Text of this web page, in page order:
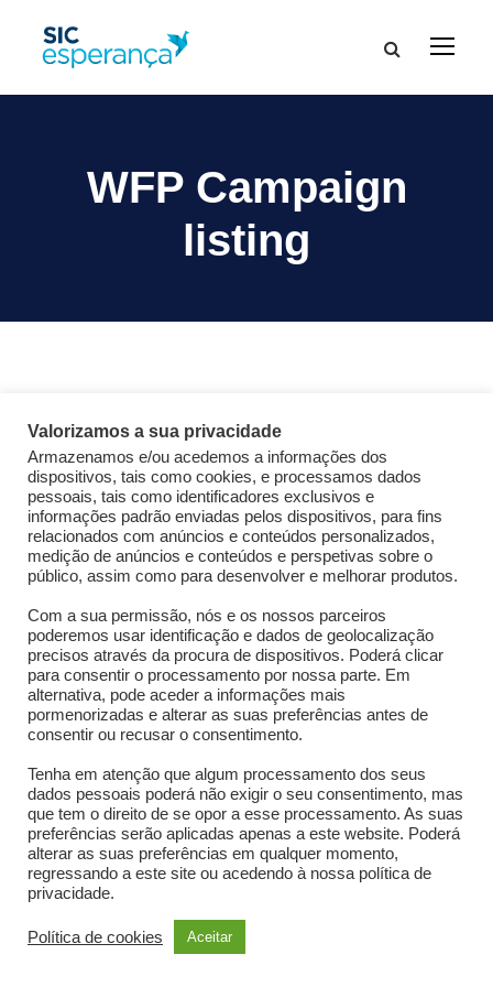
WFP Campaign
listing
orderby=”post_date” order=”DESC” categories=””
goal=”Yes” user=”Yes” category=”Yes” title=”Yes”
excerpt=”Yes” featured=”Yes”]
Política de privacidade | Política de cookies
Copyright 2024 SIC Esperança, All Right Reserved
Valorizamos a sua privacidade
Armazenamos e/ou acedemos a informações dos
dispositivos, tais como cookies, e processamos dados
pessoais, tais como identificadores exclusivos e
informações padrão enviadas pelos dispositivos, para fins
relacionados com anúncios e conteúdos personalizados,
medição de anúncios e conteúdos e perspetivas sobre o
público, assim como para desenvolver e melhorar produtos.
Com a sua permissão, nós e os nossos parceiros
poderemos usar identificação e dados de geolocalização
precisos através da procura de dispositivos. Poderá clicar
para consentir o processamento por nossa parte. Em
alternativa, pode aceder a informações mais
pormenorizadas e alterar as suas preferências antes de
consentir ou recusar o consentimento.
Tenha em atenção que algum processamento dos seus
dados pessoais poderá não exigir o seu consentimento, mas
que tem o direito de se opor a esse processamento. As suas
preferências serão aplicadas apenas a este website. Poderá
alterar as suas preferências em qualquer momento,
regressando a este site ou acedendo à nossa política de
privacidade.
Política de cookies Aceitar